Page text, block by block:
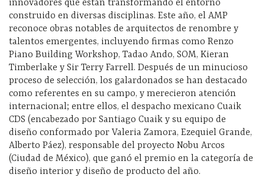
innovadores que están transformando el entorno
construido en diversas disciplinas. Este año, el AMP
reconoce obras notables de arquitectos de renombre y
talentos emergentes, incluyendo firmas como Renzo
Piano Building Workshop, Tadao Ando, SOM, Kieran
Timberlake y Sir Terry Farrell. Después de un minucioso
proceso de selección, los galardonados se han destacado
como referentes en su campo, y merecieron atención
internacional; entre ellos, el despacho mexicano Cuaik
CDS (encabezado por Santiago Cuaik y su equipo de
diseño conformado por Valeria Zamora, Ezequiel Grande,
Alberto Páez), responsable del proyecto Nobu Arcos
(Ciudad de México), que ganó el premio en la categoría de
diseño interior y diseño de producto del año.